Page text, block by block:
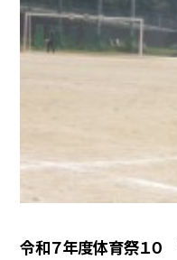
令和７年度体育祭１０